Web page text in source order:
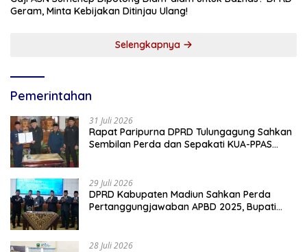
Geram, Minta Kebijakan Ditinjau Ulang!
Selengkapnya
Pemerintahan
31 Juli 2026
Rapat Paripurna DPRD Tulungagung Sahkan
Sembilan Perda dan Sepakati KUA-PPAS
29 Juli 2026
DPRD Kabupaten Madiun Sahkan Perda
Pertanggungjawaban APBD 2025, Bupati
28 Juli 2026